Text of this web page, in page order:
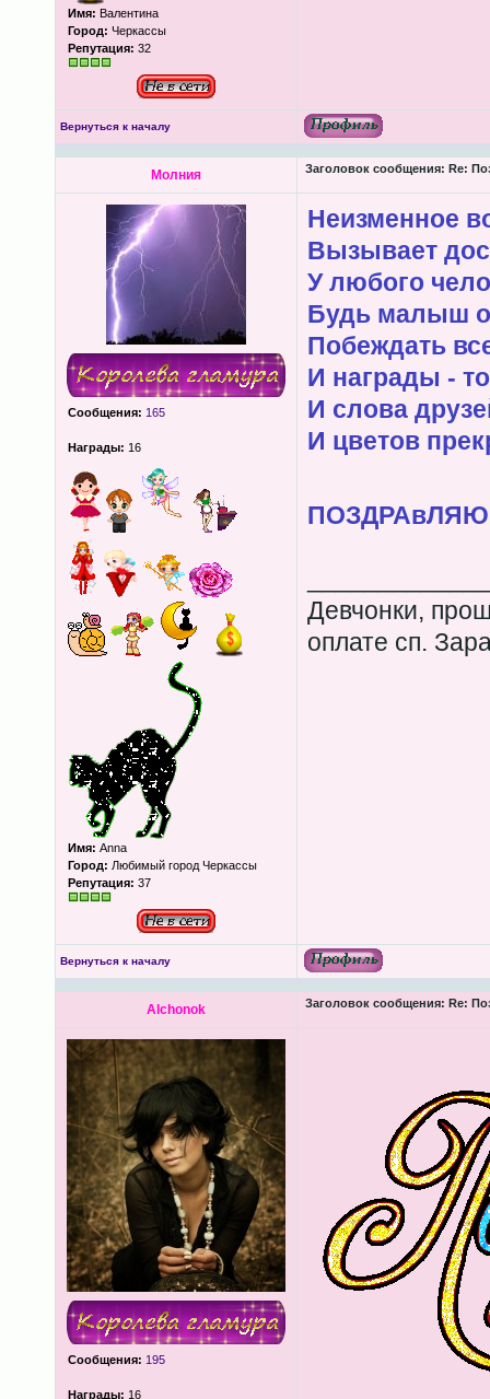
Имя: Валентина
Город: Черкассы
Репутация: 32
Вернуться к началу
Молния Заголовок сообщения: Re:
Сообщения: 165
Награды: 16
Имя: Anna
Город: Любимый город Черкассы
Репутация: 37
Неизменное
Вызывает
У любого
Будь малыш
Побеждать
И награды -
И слова
И цветов
Девчонки,
оплате сп.
Вернуться к началу
Alchonok Заголовок сообщения: Re:
Сообщения: 195
Награды: 16